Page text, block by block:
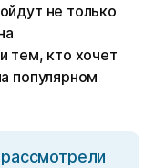
не только
тем, кто хочет
популярном